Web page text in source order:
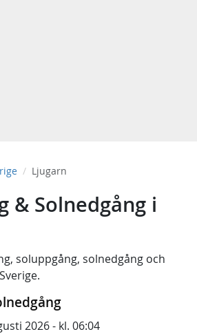
Ljugarn
& Solnedgång i
, soluppgång, solnedgång och
.
2026 - kl. 06:04